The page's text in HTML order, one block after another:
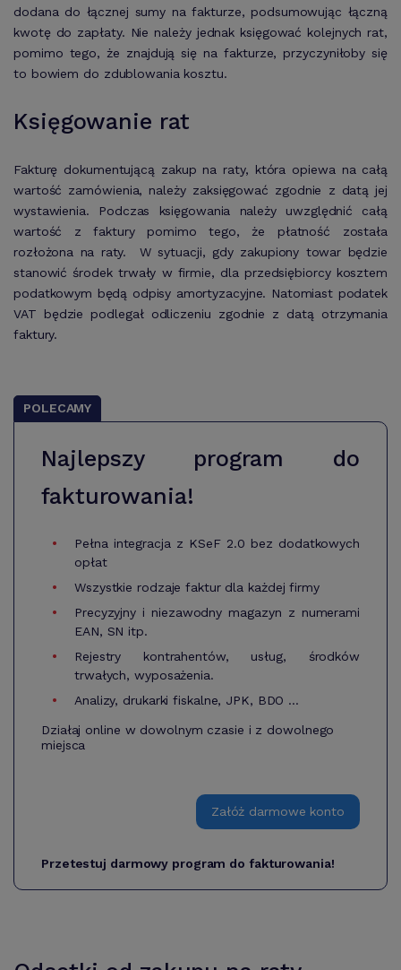
dodana do łącznej sumy na fakturze, podsumowując łączną
kwotę do zapłaty. Nie należy jednak księgować kolejnych rat,
pomimo tego, że znajdują się na fakturze, przyczyniłoby się
to bowiem do zdublowania kosztu.
Księgowanie rat
Fakturę dokumentującą zakup na raty, która opiewa na całą
wartość zamówienia, należy zaksięgować zgodnie z datą jej
wystawienia. Podczas księgowania należy uwzględnić całą
wartość z faktury pomimo tego, że płatność została
rozłożona na raty. W sytuacji, gdy zakupiony towar będzie
stanowić środek trwały w firmie, dla przedsiębiorcy kosztem
podatkowym będą odpisy amortyzacyjne. Natomiast podatek
VAT będzie podlegał odliczeniu zgodnie z datą otrzymania
faktury.
POLECAMY
Najlepszy program do
fakturowania!
Pełna integracja z KSeF 2.0 bez dodatkowych
opłat
Wszystkie rodzaje faktur dla każdej firmy
Precyzyjny i niezawodny magazyn z numerami
EAN, SN itp.
Rejestry kontrahentów, usług, środków
trwałych, wyposażenia.
Analizy, drukarki fiskalne, JPK, BDO ...
Działaj online w dowolnym czasie i z dowolnego
miejsca
Załóż darmowe konto
Przetestuj darmowy program do fakturowania!